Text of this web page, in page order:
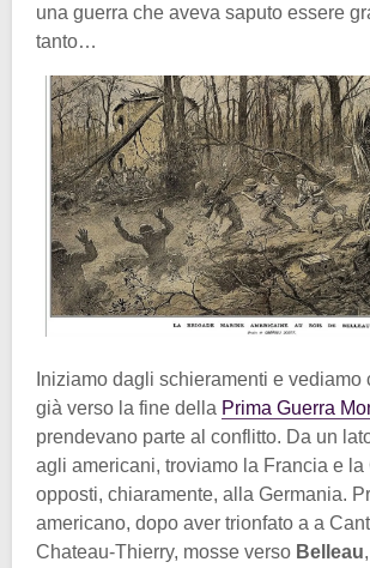
una guerra che aveva saputo essere
tanto…
Iniziamo dagli schieramenti e vediamo
già verso la fine della Prima Guerra
prendevano parte al conflitto. Da un
agli americani, troviamo la Francia e la
opposti, chiaramente, alla Germania.
americano, dopo aver trionfato a a
Chateau-Thierry, mosse verso Belleau